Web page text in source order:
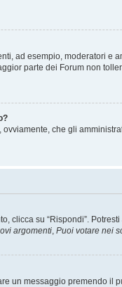
ad esempio, moderatori e
parte dei Forum non
che gli
clicca su “Rispondi”.
argomenti, Puoi votare nei
un messaggio premendo il